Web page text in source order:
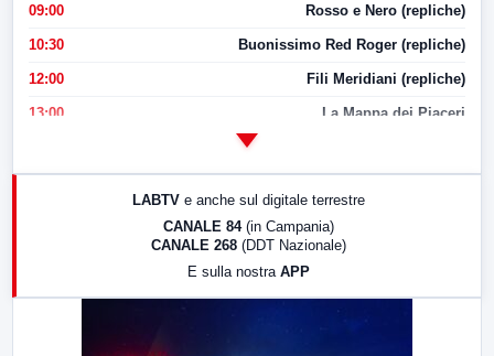
09:00 Rosso e Nero (repliche)
10:30 Buonissimo Red Roger (repliche)
12:00 Fili Meridiani (repliche)
13:00 La Mappa dei Piaceri
LABTV e anche sul digitale terrestre
CANALE 84 (in Campania)
CANALE 268 (DDT Nazionale)
E sulla nostra APP